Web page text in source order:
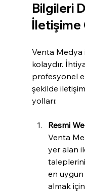
Bilgileri
İletişime
Venta Medya
kolaydır.
profesyonel
şekilde
yolları:
Resmi
Venta
yer alan
en
almak